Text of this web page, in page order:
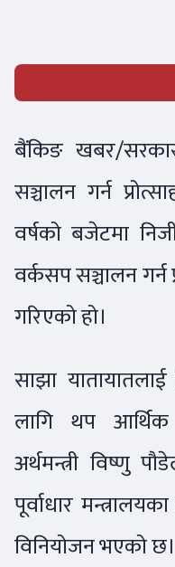
बैंकिङ खबर/
सञ्चालन गर्न
वर्षको बजेटमा
वर्कसप सञ्चालन
गरिएको हो।
साझा
लागि थप
अर्थमन्त्री विष्णु
पूर्वाधार
विनियोजन भएको छ।